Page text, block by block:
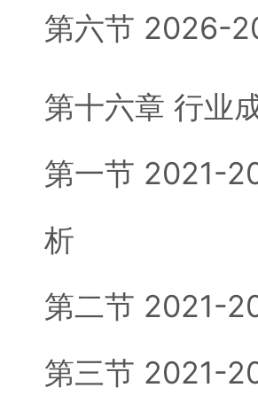
第六节 2026-
第十六章 行业
第一节 2021-
析
第二节 2021-
第三节 2021-